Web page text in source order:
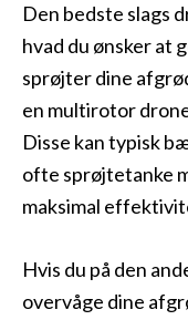
Den bedste slags
hvad du ønsker at
sprøjter dine
en multirotor
Disse kan typisk
ofte sprøjtetanke
maksimal
Hvis du på den
overvåge dine